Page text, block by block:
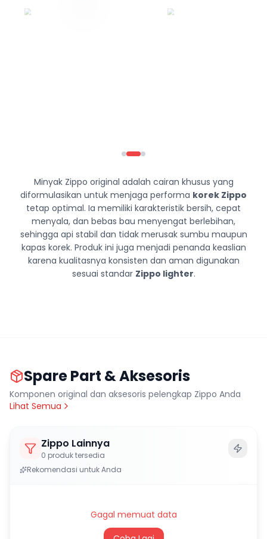
Minyak Zippo original adalah cairan khusus yang
diformulasikan untuk menjaga performa korek Zippo
tetap optimal. Ia memiliki karakteristik bersih, cepat
menyala, dan bebas bau menyengat berlebihan,
sehingga api stabil dan tidak merusak sumbu maupun
kapas korek. Produk ini juga menjadi penanda keaslian
karena kualitasnya konsisten dan aman digunakan
sesuai standar Zippo lighter.
Spare Part & Aksesoris
Komponen original dan aksesoris pelengkap Zippo Anda
Lihat Semua
Zippo Lainnya
0 produk tersedia
Rekomendasi untuk Anda
Gagal memuat data